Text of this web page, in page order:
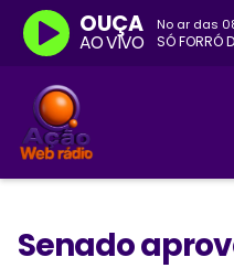
No ar das
SÓ FORRÓ
OUÇA
AO VIVO
Senado